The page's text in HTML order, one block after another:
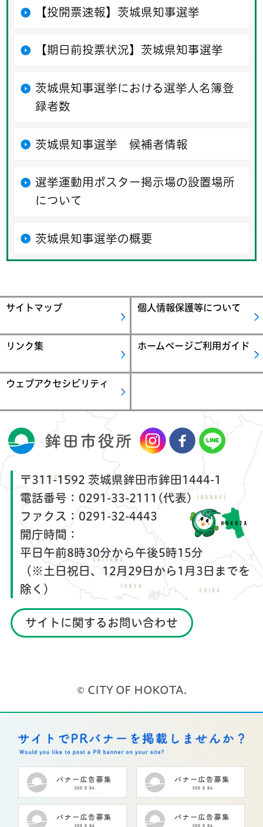
【投開票速報】茨城県知事選挙
【期日前投票状況】茨城県知事選挙
茨城県知事選挙における選挙人名簿登
録者数
茨城県知事選挙 候補者情報
選挙運動用ポスター掲示場の設置場所
について
茨城県知事選挙の概要
サイトマップ 個人情報保護等について
リンク集 ホームページご利用ガイド
ウェブアクセシビリティ
〒311-1592 茨城県鉾田市鉾田1444-1
電話番号： 0291-33-2111(代表)
ファクス： 0291-32-4443
開庁時間：
平日午前8時30分から午後5時15分
（※土日祝日、12月29日から1月3日までを
除く）
サイトに関するお問い合わせ
© CITY OF HOKOTA.